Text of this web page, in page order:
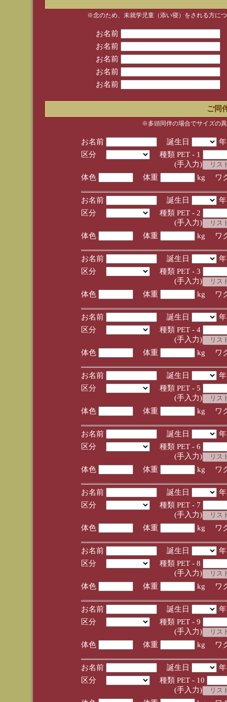
※念のため、未就学児童（添い寝）をされる方に
お名前
お名前
お名前
お名前
お名前
ご同
※多頭同伴の場合でサイズの
お名前 誕生日
区分
種類 PET - 1
(手入力)
体色
体重 kg ワ
お名前 誕生日
区分
種類 PET - 2
(手入力)
体色
体重 kg ワ
お名前 誕生日
区分
種類 PET - 3
(手入力)
体色
体重 kg ワ
お名前 誕生日
区分
種類 PET - 4
(手入力)
体色
体重 kg ワ
お名前 誕生日
区分
種類 PET - 5
(手入力)
体色
体重 kg ワ
お名前 誕生日
区分
種類 PET - 6
(手入力)
体色
体重 kg ワ
お名前 誕生日
区分
種類 PET - 7
(手入力)
体色
体重 kg ワ
お名前 誕生日
区分
種類 PET - 8
(手入力)
体色
体重 kg ワ
お名前 誕生日
区分
種類 PET - 9
(手入力)
体色
体重 kg ワ
お名前 誕生日
区分
種類 PET - 10
(手入力)